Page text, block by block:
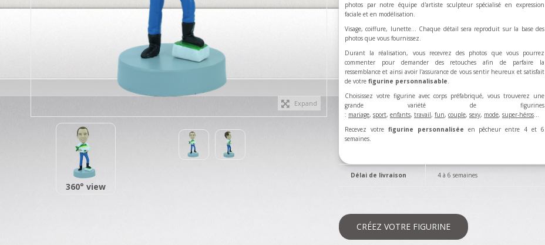
Expand
360° view
photos par notre équipe d'artiste sculpteur spécialisé en expression
faciale et en modélisation.
Visage, coiffure, lunette... Chaque détail sera reproduit sur la base des
photos que vous fournissez.
Durant la réalisation, vous recevrez des photos que vous pourrez
commenter pour demander des retouches afin de parfaire la
ressemblance et ainsi avoir l'assurance de vous sentir heureux et satisfait
de votre figurine personnalisable.
Choisissez votre figurine avec corps préfabriqué, vous trouverez une
grande variété de figurines
: mariage, sport, enfants, travail, fun, couple, sexy, mode, super-héros…
Recevez votre figurine personnalisée en pêcheur entre 4 et 6
semaines.
Délai de livraison 4 à 6 semaines
CRÉEZ VOTRE FIGURINE